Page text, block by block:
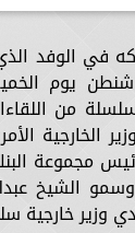
في الوفد
من
الخارجية
مجموعة
وسمو الشيخ
وزير